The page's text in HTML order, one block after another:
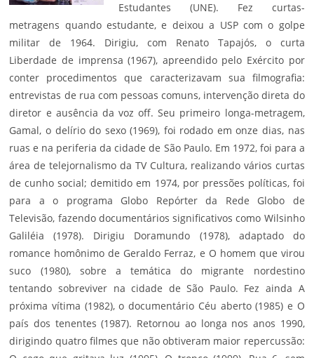
Estudantes (UNE). Fez curtas-
metragens quando estudante, e deixou a USP com o golpe
militar de 1964. Dirigiu, com Renato Tapajós, o curta
Liberdade de imprensa (1967), apreendido pelo Exército por
conter procedimentos que caracterizavam sua filmografia:
entrevistas de rua com pessoas comuns, intervenção direta do
diretor e ausência da voz off. Seu primeiro longa-metragem,
Gamal, o delírio do sexo (1969), foi rodado em onze dias, nas
ruas e na periferia da cidade de São Paulo. Em 1972, foi para a
área de telejornalismo da TV Cultura, realizando vários curtas
de cunho social; demitido em 1974, por pressões políticas, foi
para a o programa Globo Repórter da Rede Globo de
Televisão, fazendo documentários significativos como Wilsinho
Galiléia (1978). Dirigiu Doramundo (1978), adaptado do
romance homônimo de Geraldo Ferraz, e O homem que virou
suco (1980), sobre a temática do migrante nordestino
tentando sobreviver na cidade de São Paulo. Fez ainda A
próxima vítima (1982), o documentário Céu aberto (1985) e O
país dos tenentes (1987). Retornou ao longa nos anos 1990,
dirigindo quatro filmes que não obtiveram maior repercussão: